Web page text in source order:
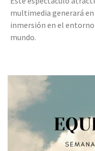
multimedia generará
inmersión en el entorno
mundo.